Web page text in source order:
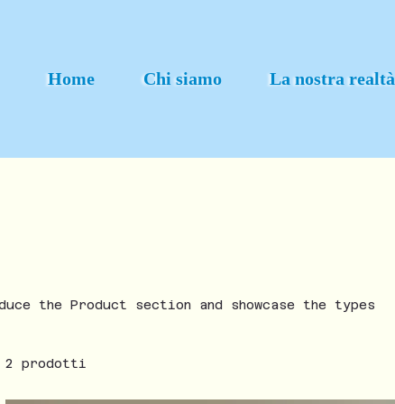
Home Chi siamo La nostra realtà
the Product section and showcase the types
2 prodotti